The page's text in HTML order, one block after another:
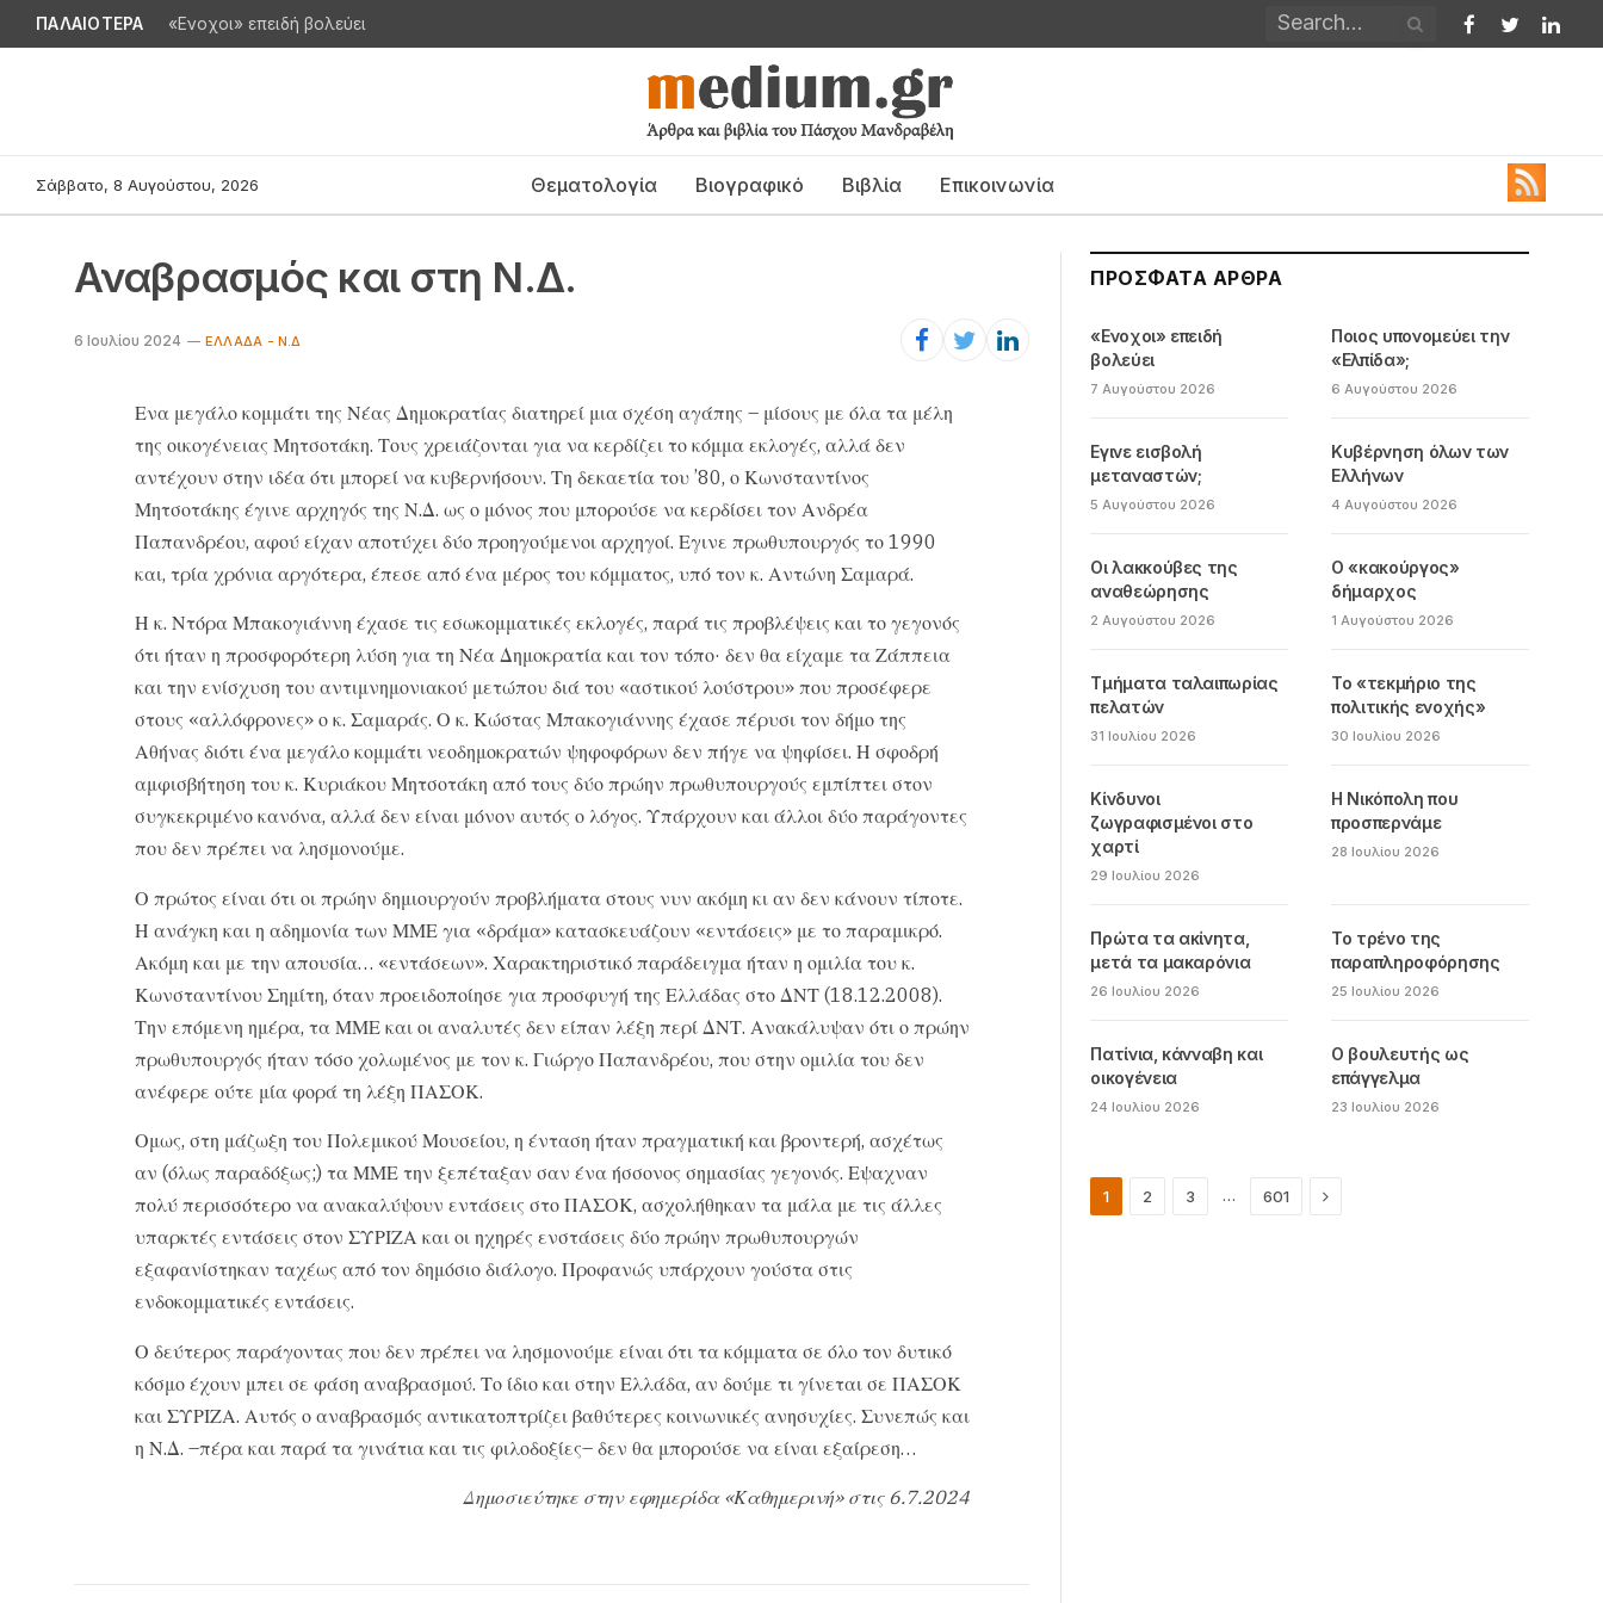
ΠΑΛΑΙΟΤΕΡΑ «Ενοχοι» επειδή βολεύει
Facebook
Twitter
Σάββατο, 8 Αυγούστου, 2026 Θεματολογία Βιογραφικό Βιβλία Επικοινωνία
Αναβρασμός και στη Ν.Δ.
6 Ιουλίου 2024 ΕΛΛΆΔΑ - Ν.Δ
Ενα μεγάλο κομμάτι της Νέας Δημοκρατίας διατηρεί μια σχέση αγάπης – μίσους με όλα τα μέλη
της οικογένειας Μητσοτάκη. Τους χρειάζονται για να κερδίζει το κόμμα εκλογές, αλλά δεν
αντέχουν στην ιδέα ότι μπορεί να κυβερνήσουν. Τη δεκαετία του ’80, ο Κωνσταντίνος
Μητσοτάκης έγινε αρχηγός της Ν.Δ. ως ο μόνος που μπορούσε να κερδίσει τον Ανδρέα
Παπανδρέου, αφού είχαν αποτύχει δύο προηγούμενοι αρχηγοί. Εγινε πρωθυπουργός το 1990
και, τρία χρόνια αργότερα, έπεσε από ένα μέρος του κόμματος, υπό τον κ. Αντώνη Σαμαρά.
Η κ. Ντόρα Μπακογιάννη έχασε τις εσωκομματικές εκλογές, παρά τις προβλέψεις και το γεγονός
ότι ήταν η προσφορότερη λύση για τη Νέα Δημοκρατία και τον τόπο· δεν θα είχαμε τα Ζάππεια
και την ενίσχυση του αντιμνημονιακού μετώπου διά του «αστικού λούστρου» που προσέφερε
στους «αλλόφρονες» ο κ. Σαμαράς. Ο κ. Κώστας Μπακογιάννης έχασε πέρυσι τον δήμο της
Αθήνας διότι ένα μεγάλο κομμάτι νεοδημοκρατών ψηφοφόρων δεν πήγε να ψηφίσει. Η σφοδρή
αμφισβήτηση του κ. Κυριάκου Μητσοτάκη από τους δύο πρώην πρωθυπουργούς εμπίπτει στον
συγκεκριμένο κανόνα, αλλά δεν είναι μόνον αυτός ο λόγος. Υπάρχουν και άλλοι δύο παράγοντες
που δεν πρέπει να λησμονούμε.
Ο πρώτος είναι ότι οι πρώην δημιουργούν προβλήματα στους νυν ακόμη κι αν δεν κάνουν τίποτε.
Η ανάγκη και η αδημονία των ΜΜΕ για «δράμα» κατασκευάζουν «εντάσεις» με το παραμικρό.
Ακόμη και με την απουσία… «εντάσεων». Χαρακτηριστικό παράδειγμα ήταν η ομιλία του κ.
Κωνσταντίνου Σημίτη, όταν προειδοποίησε για προσφυγή της Ελλάδας στο ΔΝΤ (18.12.2008).
Την επόμενη ημέρα, τα ΜΜΕ και οι αναλυτές δεν είπαν λέξη περί ΔΝΤ. Ανακάλυψαν ότι ο πρώην
πρωθυπουργός ήταν τόσο χολωμένος με τον κ. Γιώργο Παπανδρέου, που στην ομιλία του δεν
ανέφερε ούτε μία φορά τη λέξη ΠΑΣΟΚ.
Ομως, στη μάζωξη του Πολεμικού Μουσείου, η ένταση ήταν πραγματική και βροντερή, ασχέτως
αν (όλως παραδόξως;) τα ΜΜΕ την ξεπέταξαν σαν ένα ήσσονος σημασίας γεγονός. Εψαχναν
πολύ περισσότερο να ανακαλύψουν εντάσεις στο ΠΑΣΟΚ, ασχολήθηκαν τα μάλα με τις άλλες
υπαρκτές εντάσεις στον ΣΥΡΙΖΑ και οι ηχηρές ενστάσεις δύο πρώην πρωθυπουργών
εξαφανίστηκαν ταχέως από τον δημόσιο διάλογο. Προφανώς υπάρχουν γούστα στις
ενδοκομματικές εντάσεις.
Ο δεύτερος παράγοντας που δεν πρέπει να λησμονούμε είναι ότι τα κόμματα σε όλο τον δυτικό
κόσμο έχουν μπει σε φάση αναβρασμού. Το ίδιο και στην Ελλάδα, αν δούμε τι γίνεται σε ΠΑΣΟΚ
και ΣΥΡΙΖΑ. Αυτός ο αναβρασμός αντικατοπτρίζει βαθύτερες κοινωνικές ανησυχίες. Συνεπώς και
η Ν.Δ. –πέρα και παρά τα γινάτια και τις φιλοδοξίες– δεν θα μπορούσε να είναι εξαίρεση…
Δημοσιεύτηκε στην εφημερίδα «Καθημερινή» στις 6.7.2024
ΠΡΌΣΦΑΤΑ ΆΡΘΡΑ
«Ενοχοι» επειδή
βολεύει
7 Αυγούστου 2026
Ποιος υπονομεύει την
«Ελπίδα»;
6 Αυγούστου 2026
Εγινε εισβολή
μεταναστών;
5 Αυγούστου 2026
Κυβέρνηση όλων των
Ελλήνων
4 Αυγούστου 2026
Οι λακκούβες της
αναθεώρησης
2 Αυγούστου 2026
Ο «κακούργος»
δήμαρχος
1 Αυγούστου 2026
Τμήματα ταλαιπωρίας
πελατών
31 Ιουλίου 2026
Το «τεκμήριο της
πολιτικής ενοχής»
30 Ιουλίου 2026
Κίνδυνοι
ζωγραφισμένοι στο
χαρτί
29 Ιουλίου 2026
Η Νικόπολη που
προσπερνάμε
28 Ιουλίου 2026
Πρώτα τα ακίνητα,
μετά τα μακαρόνια
26 Ιουλίου 2026
Το τρένο της
παραπληροφόρησης
25 Ιουλίου 2026
Πατίνια, κάνναβη και
οικογένεια
24 Ιουλίου 2026
Ο βουλευτής ως
επάγγελμα
23 Ιουλίου 2026
1 2 3 … 601 Next